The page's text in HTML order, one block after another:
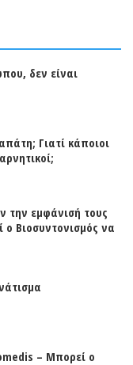
δεν είναι
Γιατί κάποιοι
την εμφάνισή τους
Βιοσυντονισμός να
– Μπορεί ο